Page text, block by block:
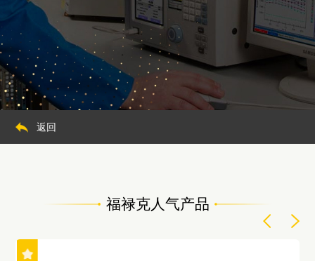
返回
福禄克人气产品